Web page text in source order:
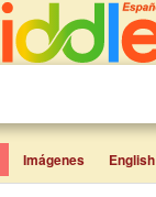
Imágenes English